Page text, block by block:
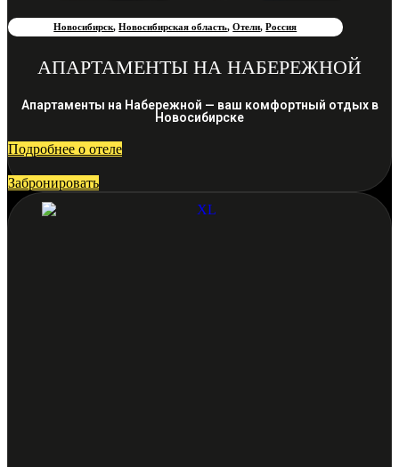
Новосибирск,Новосибирская область,Отели,Россия
АПАРТАМЕНТЫ НА НАБЕРЕЖНОЙ
Апартаменты на Набережной — ваш комфортный отдых в
Новосибирске
Подробнее о отеле
Забронировать